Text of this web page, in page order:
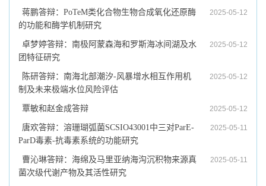
2025-05-12
蒋鹏答辩：PoTeM类化合物生物合成氧化还原酶
的功能和酶学机制研究
2025-05-12
卓梦婷答辩：南极阿蒙森海和罗斯海冰间湖及水
团特征研究
2025-05-12
陈研答辩：南海北部潮汐-风暴增水相互作用机
制及未来极端水位风险评估
2025-05-12
覃敏和赵金成答辩
2025-05-11
唐欢答辩：溶珊瑚弧菌SCSIO43001中三对ParE-
ParD毒素-抗毒素系统的功能研究
2025-05-11
曹沁琳答辩：海绵及马里亚纳海沟沉积物来源真
菌次级代谢产物及其活性研究